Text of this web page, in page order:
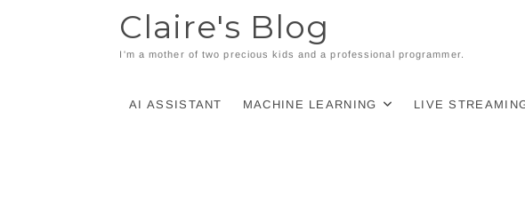
Claire's Blog
I'm a mother of two precious kids and a professional programmer.
AI ASSISTANT MACHINE LEARNING LIVE